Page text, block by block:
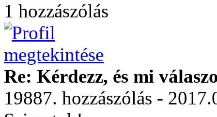
1 hozzászólás
Re: Kérdezz, és mi
19887. hozzászólás -